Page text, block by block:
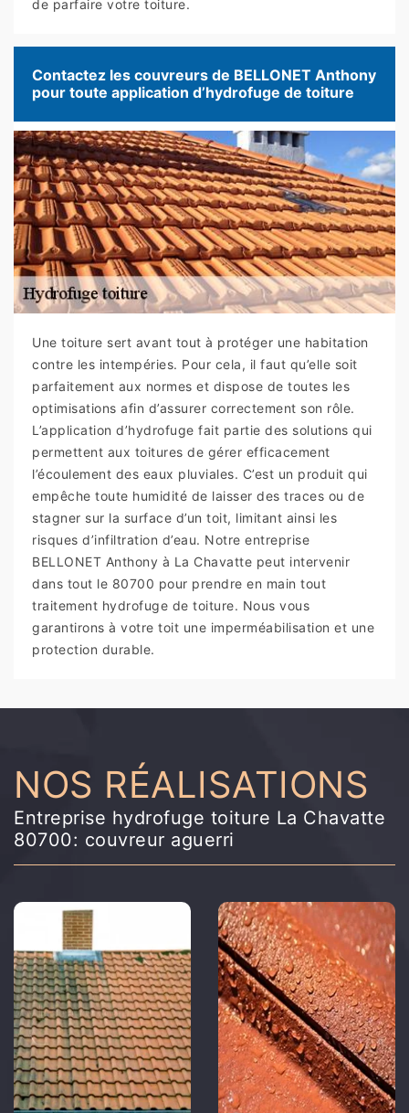
de parfaire votre toiture.
Contactez les couvreurs de BELLONET Anthony
pour toute application d’hydrofuge de toiture
Une toiture sert avant tout à protéger une habitation
contre les intempéries. Pour cela, il faut qu’elle soit
parfaitement aux normes et dispose de toutes les
optimisations afin d’assurer correctement son rôle.
L’application d’hydrofuge fait partie des solutions qui
permettent aux toitures de gérer efficacement
l’écoulement des eaux pluviales. C’est un produit qui
empêche toute humidité de laisser des traces ou de
stagner sur la surface d’un toit, limitant ainsi les
risques d’infiltration d’eau. Notre entreprise
BELLONET Anthony à La Chavatte peut intervenir
dans tout le 80700 pour prendre en main tout
traitement hydrofuge de toiture. Nous vous
garantirons à votre toit une imperméabilisation et une
protection durable.
NOS RÉALISATIONS
Entreprise hydrofuge toiture La Chavatte
80700: couvreur aguerri